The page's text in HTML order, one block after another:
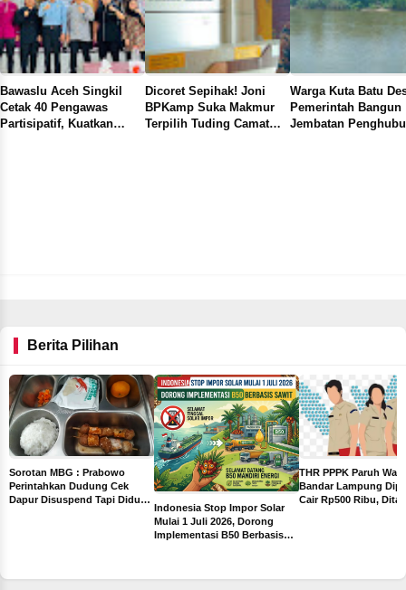
Bawaslu Aceh Singkil
Cetak 40 Pengawas
Partisipatif, Kuatkan
Dicoret Sepihak! Joni
BPKamp Suka Makmur
Terpilih Tuding Camat
Warga Kuta Batu
Pemerintah Bangun
Jembatan
Berita Pilihan
Sorotan MBG : Prabowo
Perintahkan Dudung Cek
Dapur Disuspend Tapi Diduga
Indonesia Stop Impor Solar
Mulai 1 Juli 2026, Dorong
Implementasi B50 Berbasis
THR PPPK Paruh
Bandar Lampung
Cair Rp500 Ribu,